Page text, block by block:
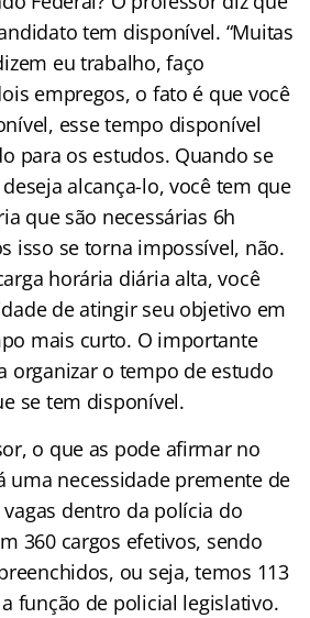
tem disponível. “Muitas
eu trabalho, faço
empregos, o fato é que você
esse tempo disponível
para os estudos. Quando se
alcança-lo, você tem que
que são necessárias 6h
isso se torna impossível, não.
horária diária alta, você
de atingir seu objetivo em
mais curto. O importante
organizar o tempo de estudo
se tem disponível.
o que as pode afirmar no
uma necessidade premente de
dentro da polícia do
360 cargos efetivos, sendo
ou seja, temos 113
função de policial legislativo.